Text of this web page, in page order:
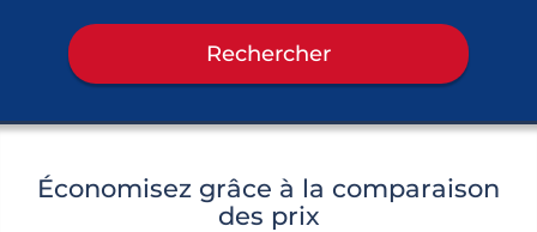
Rechercher
Économisez grâce à la comparaison
des prix